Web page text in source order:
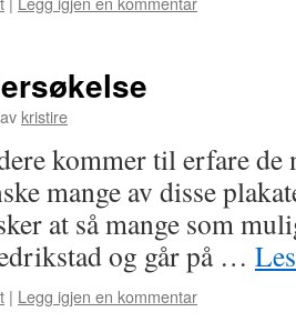
av kristire
kommer til erfare de
mange av disse
at så mange som
og går på …
| Legg igjen en kommentar